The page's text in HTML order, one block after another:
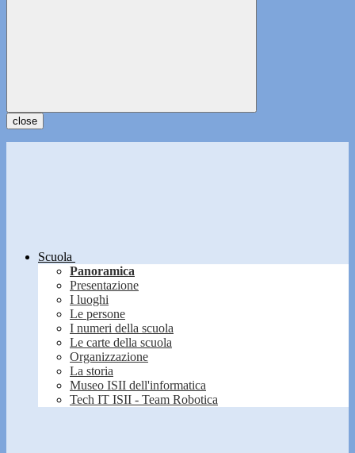
close
Scuola
Panoramica
Presentazione
I luoghi
Le persone
I numeri della scuola
Le carte della scuola
Organizzazione
La storia
Museo ISII dell'informatica
Tech IT ISII - Team Robotica